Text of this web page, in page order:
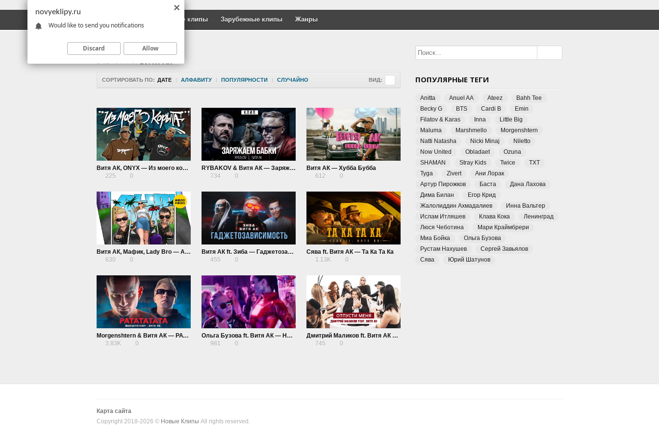
Русские клипы Зарубежные клипы Жанры
ВСЕ КЛИПЫ ВИТЯ АК
СОРТИРОВАТЬ ПО: ДАТЕ | АЛФАВИТУ | ПОПУЛЯРНОСТИ | СЛУЧАЙНО ВИД:
Витя АК, ONYX — Из моего корыта
225
0
RYBAKOV & Витя АК — Заряжаем бабки
734
0
Витя АК — Хубба Бубба
612
0
Витя АК, Мафик, Lady Bro — Ауф Маn
630
0
Витя АК ft. Зиба — Гаджетозависимость
455
0
Сява ft. Витя АК — Та Ка Та Ка
1.13K
0
Morgenshtern & Витя АК — РАТАТАТАТА
3.83K
0
Ольга Бузова ft. Витя АК — На Доме-2
981
0
Дмитрий Маликов ft. Витя АК — Отпусти меня
745
0
ПОПУЛЯРНЫЕ ТЕГИ
Anitta Anuel AA Ateez
Bahh Tee
Becky G
BTS Cardi B
Emin
Filatov & Karas
Inna
Little Big
Maluma
Marshmello
Morgenshtern
Natti Natasha
Nicki Minaj
Niletto
Now United
Obladaet
Ozuna
SHAMAN
Stray Kids Twice
TXT
Tyga
Zivert
Ани Лорак
Артур Пирожков
Баста
Дана Лахова
Дима Билан
Егор Крид
Жалолиддин Ахмадалиев
Инна Вальтер
Ислам Итляшев
Клава Кока
Ленинград
Люся Чеботина
Мари Краймбрери
Миа Бойка
Ольга Бузова
Рустам Нахушев
Сергей Завьялов
Сява
Юрий Шатунов
Карта сайта
Copyright 2018-2026 © Новые Клипы All rights reserved.
novyeklipy.ru
Would like to send you notifications
Discard Allow